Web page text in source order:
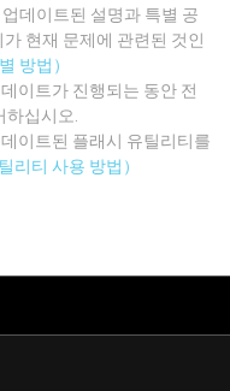
데이트된 설명과 특별 공
현재 문제에 관련된 것인
방법）
이트가 진행되는 동안 전
십시오.
이트된 플래시 유틸리티를
리티 사용 방법）